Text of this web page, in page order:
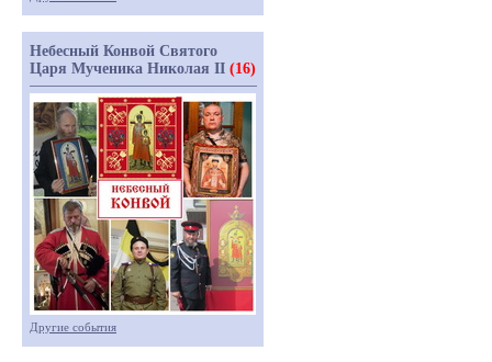
Небесный Конвой Святого
Царя Мученика Николая II (16)
Другие события